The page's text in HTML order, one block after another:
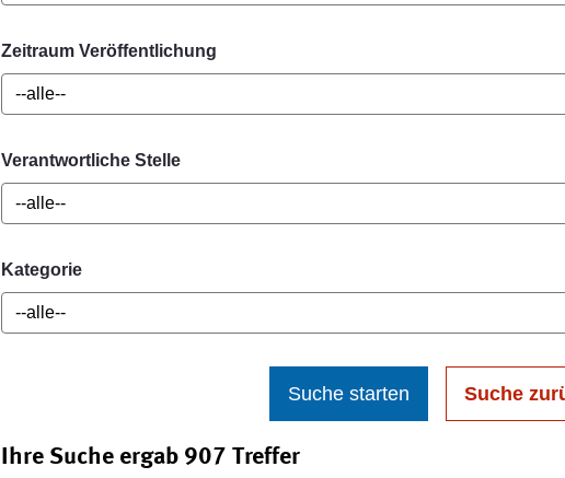
Zeitraum Veröffentlichung
Verantwortliche Stelle
Kategorie
Suche starten Suche
Ihre Suche ergab 907 Treffer